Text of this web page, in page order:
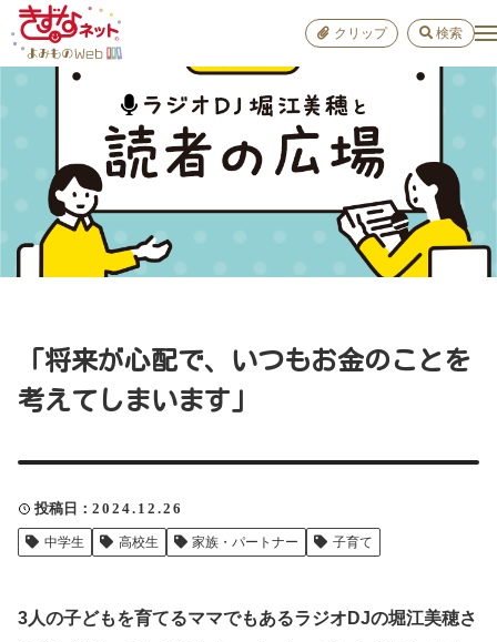
「将来が心配で、いつもお金のことを
考えてしまいます」
投稿日 2024.12.26
中学生 高校生 家族・パートナー 子育て
3人の子どもを育てるママでもあるラジオDJの堀江美穂さ
クリップ 検索
おすすめ
進路
クリップ記事一覧